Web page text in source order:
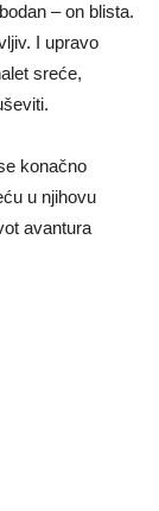
– on blista.
I upravo
sreće,
konačno
u njihovu
avantura